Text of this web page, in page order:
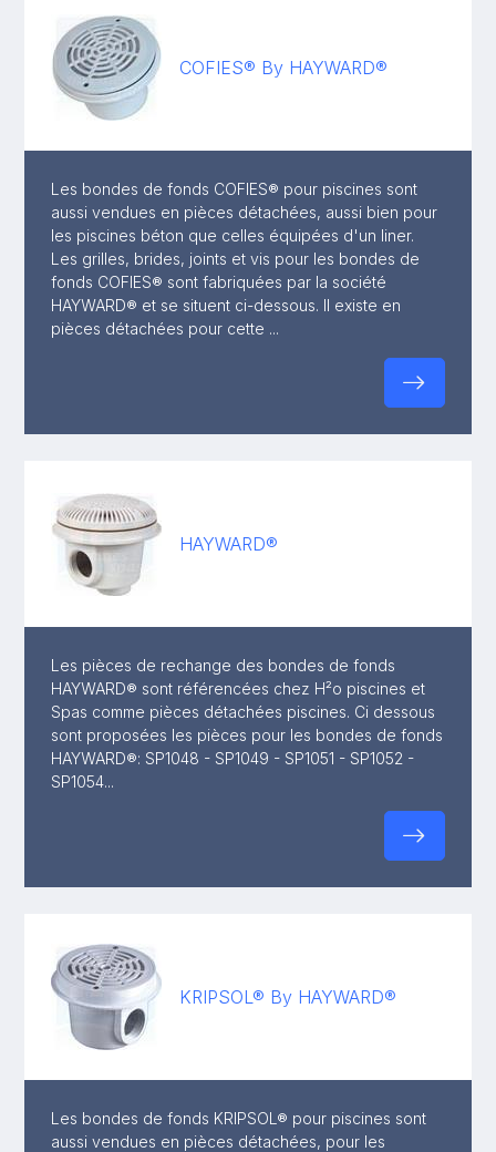
COFIES® By HAYWARD®
Les bondes de fonds COFIES® pour piscines sont
aussi vendues en pièces détachées, aussi bien pour
les piscines béton que celles équipées d'un liner.
Les grilles, brides, joints et vis pour les bondes de
fonds COFIES® sont fabriquées par la société
HAYWARD® et se situent ci-dessous. Il existe en
pièces détachées pour cette ...
HAYWARD®
Les pièces de rechange des bondes de fonds
HAYWARD® sont référencées chez H²o piscines et
Spas comme pièces détachées piscines. Ci dessous
sont proposées les pièces pour les bondes de fonds
HAYWARD®: SP1048 - SP1049 - SP1051 - SP1052 -
SP1054...
KRIPSOL® By HAYWARD®
Les bondes de fonds KRIPSOL® pour piscines sont
aussi vendues en pièces détachées, pour les